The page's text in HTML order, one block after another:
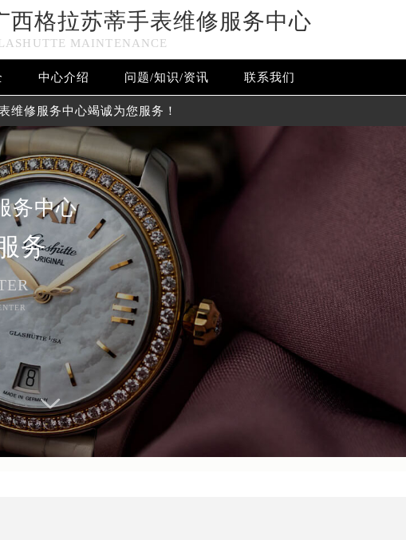
西格拉苏蒂手表维修服务中心
MAINTENANCE
中心介绍 问题/知识/资讯 联系我们
维修服务中心竭诚为您服务！
务中心
务